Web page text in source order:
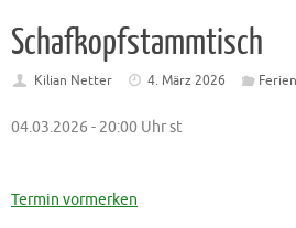
Schafkopfstammtisch
Kilian Netter 4. März 2026
04.03.2026 - 20:00 Uhr st
Termin vormerken